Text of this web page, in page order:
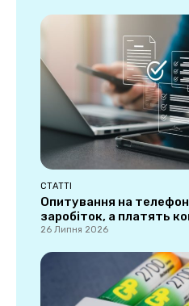
СТАТТІ
Опитування на
заробіток, а платять
26 Липня 2026